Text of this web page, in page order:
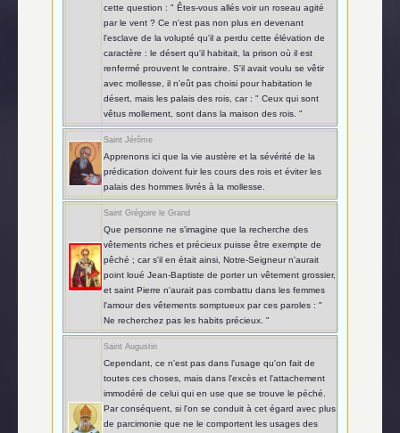
cette question : " Êtes-vous allés voir un roseau agité
par le vent ? Ce n'est pas non plus en devenant
l'esclave de la volupté qu'il a perdu cette élévation de
caractère : le désert qu'il habitait, la prison où il est
renfermé prouvent le contraire. S'il avait voulu se vêtir
avec mollesse, il n'eût pas choisi pour habitation le
désert, mais les palais des rois, car : " Ceux qui sont
vêtus mollement, sont dans la maison des rois. "
Saint Jérôme
Apprenons ici que la vie austère et la sévérité de la
prédication doivent fuir les cours des rois et éviter les
palais des hommes livrés à la mollesse.
Saint Grégoire le Grand
Que personne ne s'imagine que la recherche des
vêtements riches et précieux puisse être exempte de
pêché ; car s'il en était ainsi, Notre-Seigneur n'aurait
point loué Jean-Baptiste de porter un vêtement grossier,
et saint Pierre n'aurait pas combattu dans les femmes
l'amour des vêtements somptueux par ces paroles : "
Ne recherchez pas les habits précieux. "
Saint Augustin
Cependant, ce n'est pas dans l'usage qu'on fait de
toutes ces choses, mais dans l'excès et l'attachement
immodéré de celui qui en use que se trouve le péché.
Par conséquent, si l'on se conduit à cet égard avec plus
de parcimonie que ne le comportent les usages des